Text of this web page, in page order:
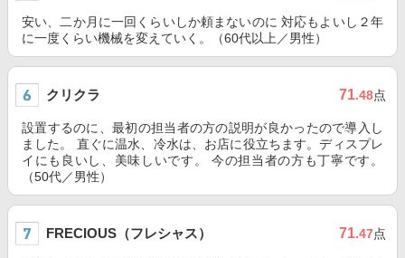
安い、二か月に一回くらいしか頼まないのに 対応もよいし２年
に一度くらい機械を変えていく。（60代以上／男性）
クリクラ 71.48点
設置するのに、最初の担当者の方の説明が良かったので導入し
ました。 直ぐに温水、冷水は、お店に役立ちます。ディスプレ
イにも良いし、美味しいです。 今の担当者の方も丁寧です。
（50代／男性）
FRECIOUS（フレシャス） 71.47点